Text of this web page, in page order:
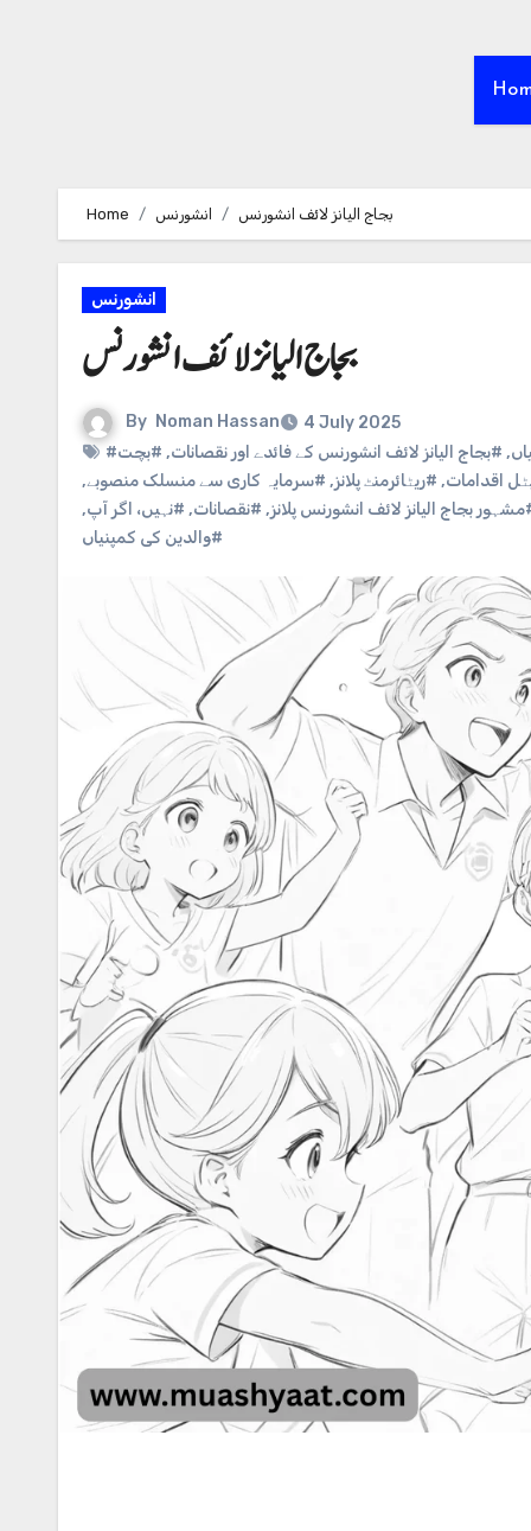
Home انشورنس بجاج الیانز لائف انشورنس
انشورنس
بجاج الیانز لائف انشورنس
By Noman Hassan
4 July 2025
, #بجاج الیانز لائف انشورنس کے فائدے اور نقصانات, #بچت
اقدامات, #ریٹائرمنٹ پلانز, #سرمایہ کاری سے منسلک منصوبے,
بجاج الیانز لائف انشورنس پلانز, #نقصانات, #نہیں، اگر آپ,
#والدین کی کمپنیاں